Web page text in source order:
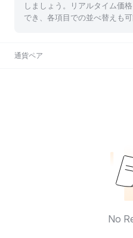
しましょう。リアルタイム価
でき、各項目での並べ替えも可
通貨ペア
No